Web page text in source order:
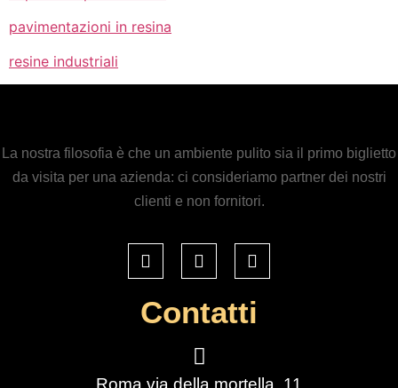
pavimentazioni in resina
resine industriali
La nostra filosofia è che un ambiente pulito sia il primo biglietto
da visita per una azienda: ci consideriamo partner dei nostri
clienti e non fornitori.
Contatti